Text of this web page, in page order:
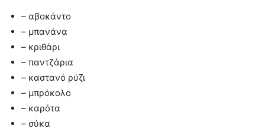
– αβοκάντο
– μπανάνα
– κριθάρι
– παντζάρια
– καστανό ρύζι
– μπρόκολο
– καρότα
– σύκα